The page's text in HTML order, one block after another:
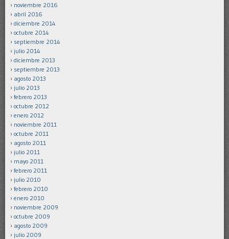
noviembre 2016
abril 2016
diciembre 2014
octubre 2014
septiembre 2014
julio 2014
diciembre 2013
septiembre 2013
agosto 2013
julio 2013
febrero 2013
octubre 2012
enero 2012
noviembre 2011
octubre 2011
agosto 2011
julio 2011
mayo 2011
febrero 2011
julio 2010
febrero 2010
enero 2010
noviembre 2009
octubre 2009
agosto 2009
julio 2009